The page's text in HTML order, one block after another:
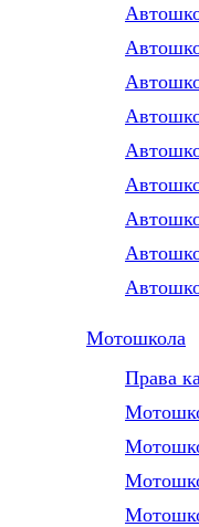
Мотошкола
Права